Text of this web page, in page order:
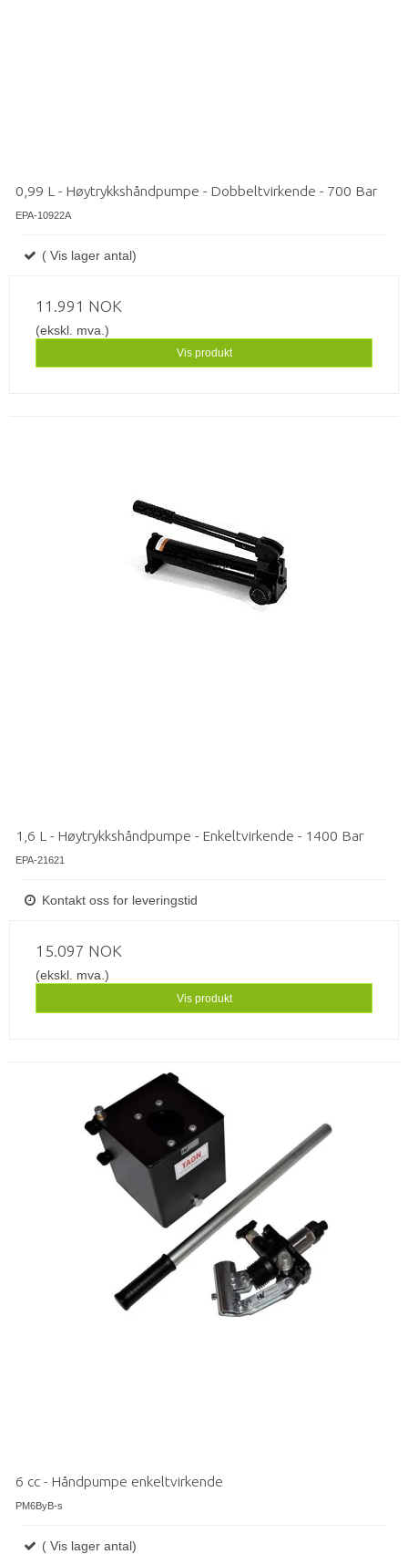
0,99 L - Høytrykkshåndpumpe - Dobbeltvirkende - 700 Bar
EPA-10922A
( Vis lager antal)
11.991 NOK
(ekskl. mva.)
Vis produkt
1,6 L - Høytrykkshåndpumpe - Enkeltvirkende - 1400 Bar
EPA-21621
Kontakt oss for leveringstid
15.097 NOK
(ekskl. mva.)
Vis produkt
6 cc - Håndpumpe enkeltvirkende
PM6ByB-s
( Vis lager antal)